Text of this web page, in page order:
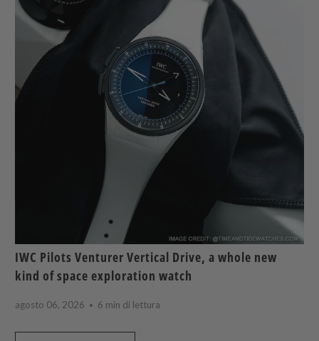
IWC Pilots Venturer Vertical Drive, a whole new
kind of space exploration watch
agosto 06, 2026 6 min di lettura